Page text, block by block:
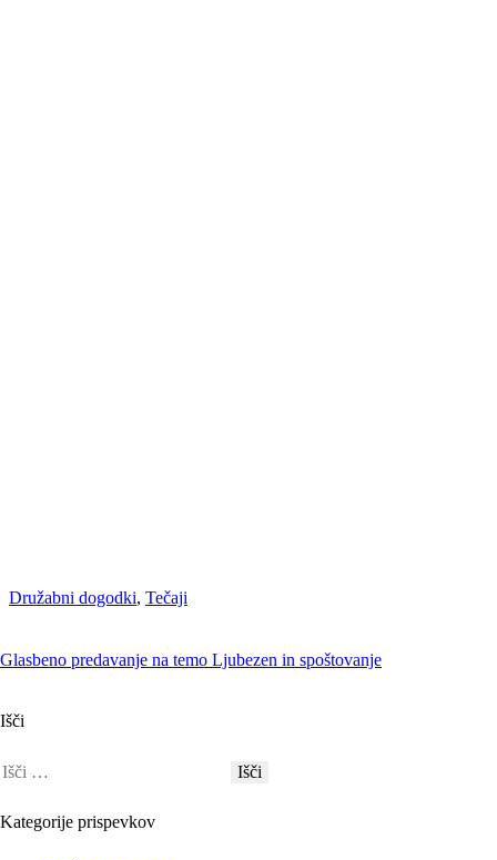
Družabni dogodki, Tečaji
Glasbeno predavanje na temo Ljubezen in spoštovanje
Išči
Kategorije prispevkov